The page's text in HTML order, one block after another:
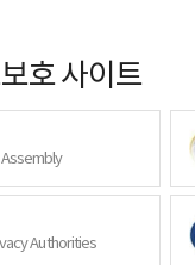
호 사이트
Authorities